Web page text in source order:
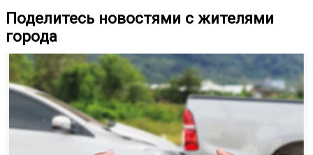
Поделитесь новостями с жителями
города